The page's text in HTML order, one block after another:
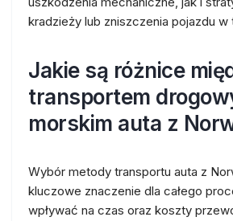
kradzieży lub zniszczenia pojazdu
Jakie są różnice
transportem
morskim auta z
Wybór metody transportu auta z
kluczowe znaczenie dla całego
wpływać na czas oraz koszty